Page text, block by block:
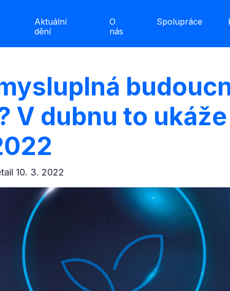
Aktuální
dění
O
nás
Spolupráce
V dubnu to
10. 3. 2022